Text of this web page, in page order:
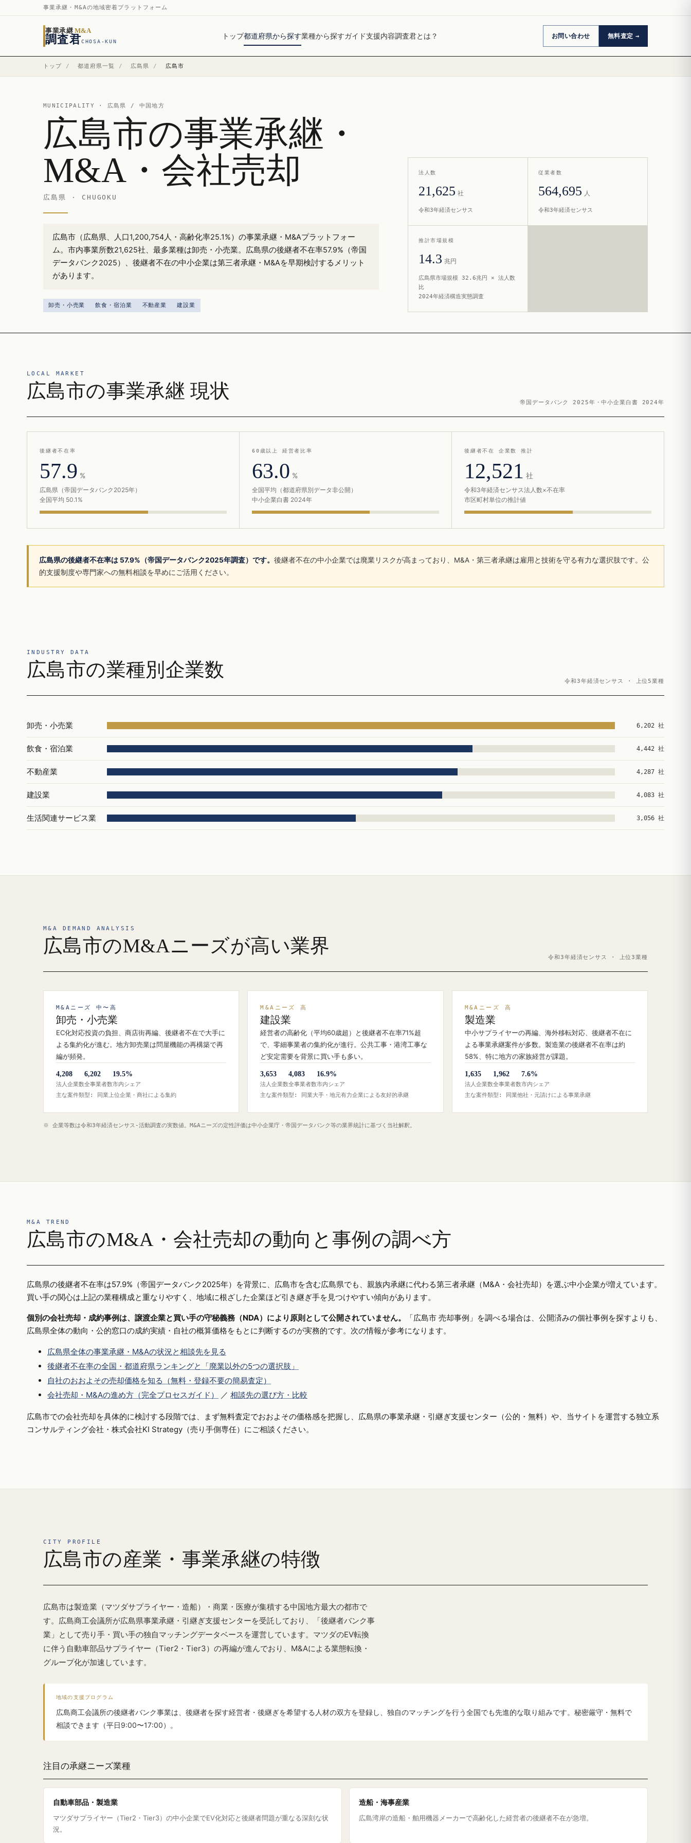
事業承継・M&Aの地域密着プラットフォーム
事業承継 M&A
調査君CHOSA-KUN
トップ都道府県から探す業種から探すガイド支援内容調査君とは？ お問い合わせ 無料査定
トップ / 都道府県一覧 / 広島県 / 広島市
MUNICIPALITY · 広島県 / 中国地方
広島市の事業承継・
M&A・会社売却
広島県 · CHUGOKU
広島市（広島県、人口1,200,754人・高齢化率25.1%）の事業承継・M&Aプラットフォー
ム。市内事業所数21,625社、最多業種は卸売・小売業。広島県の後継者不在率57.9%（帝国
データバンク2025）、後継者不在の中小企業は第三者承継・M&Aを早期検討するメリット
があります。
卸売・小売業 飲食・宿泊業 不動産業 建設業
法人数
21,625 社
令和3年経済センサス
従業者数
564,695 人
令和3年経済センサス
推計市場規模
14.3 兆円
広島県市場規模 32.6兆円 × 法人数
比
2024年経済構造実態調査
LOCAL MARKET
広島市の事業承継 現状
帝国データバンク 2025年・中小企業白書 2024年
後継者不在率
57.9 %
広島県（帝国データバンク2025年）
全国平均 50.1%
60歳以上 経営者比率
63.0 %
全国平均（都道府県別データ非公開）
中小企業白書 2024年
後継者不在 企業数 推計
12,521 社
令和3年経済センサス法人数×不在率
市区町村単位の推計値
広島県の後継者不在率は 57.9%（帝国データバンク2025年調査）です。 後継者不在の中小企業では廃業リスクが高まっており、M&A・第三者承継は雇用と技術を守る有力な選択肢です。公
的支援制度や専門家への無料相談を早めにご活用ください。
INDUSTRY DATA
広島市の業種別企業数
令和3年経済センサス · 上位5業種
卸売・小売業 6,202 社
飲食・宿泊業 4,442 社
不動産業 4,287 社
建設業 4,083 社
生活関連サービス業 3,056 社
M&A DEMAND ANALYSIS
広島市のM&Aニーズが高い業界
令和3年経済センサス · 上位3業種
M&Aニーズ 中〜高
卸売・小売業
EC化対応投資の負担、商店街再編、後継者不在で大手に
よる集約化が進む。地方卸売業は問屋機能の再構築で再
編が頻発。
4,208
法人企業数
6,202
全事業者数
19.5%
市内シェア
主な案件類型: 同業上位企業・商社による集約
M&Aニーズ 高
建設業
経営者の高齢化（平均60歳超）と後継者不在率71%超
で、零細事業者の集約化が進行。公共工事・港湾工事な
ど安定需要を背景に買い手も多い。
3,653
法人企業数
4,083
全事業者数
16.9%
市内シェア
主な案件類型: 同業大手・地元有力企業による友好的承継
M&Aニーズ 高
製造業
中小サプライヤーの再編、海外移転対応、後継者不在に
よる事業承継案件が多数。製造業の後継者不在率は約
58%、特に地方の家族経営が課題。
1,635
法人企業数
1,962
全事業者数
7.6%
市内シェア
主な案件類型: 同業他社・元請けによる事業承継
※ 企業等数は令和3年経済センサス‐活動調査の実数値。M&Aニーズの定性評価は中小企業庁・帝国データバンク等の業界統計に基づく当社解釈。
M&A TREND
広島市のM&A・会社売却の動向と事例の調べ方
広島県の後継者不在率は57.9%（帝国データバンク2025年）を背景に、広島市を含む広島県でも、親族内承継に代わる第三者承継（M&A・会社売却）を選ぶ中小企業が増えています。
買い手の関心は上記の業種構成と重なりやすく、地域に根ざした企業ほど引き継ぎ手を見つけやすい傾向があります。
個別の会社売却・成約事例は、譲渡企業と買い手の守秘義務（NDA）により原則として公開されていません。
「広島市 売却事例」を調べる場合は、公開済みの個社事例を探すよりも、
広島県全体の動向・公的窓口の成約実績・自社の概算価格をもとに判断するのが実務的です。次の情報が参考になります。
広島県全体の事業承継・M&Aの状況と相談先を見る
後継者不在率の全国・都道府県ランキングと「廃業以外の5つの選択肢」
自社のおおよその売却価格を知る（無料・登録不要の簡易査定）
会社売却・M&Aの進め方（完全プロセスガイド）
／ 相談先の選び方・比較
広島市での会社売却を具体的に検討する段階では、まず無料査定でおおよその価格感を把握し、広島県の事業承継・引継ぎ支援センター（公的・無料）や、当サイトを運営する独立系
コンサルティング会社・株式会社KI Strategy（売り手側専任）にご相談ください。
CITY PROFILE
広島市の産業・事業承継の特徴
広島市は製造業（マツダサプライヤー・造船）・商業・医療が集積する中国地方最大の都市で
す。広島商工会議所が広島県事業承継・引継ぎ支援センターを受託しており、「後継者バンク事
業」として売り手・買い手の独自マッチングデータベースを運営しています。マツダのEV転換
に伴う自動車部品サプライヤー（Tier2・Tier3）の再編が進んでおり、M&Aによる業態転換・
グループ化が加速しています。
地域の支援プログラム
広島商工会議所の後継者バンク事業は、後継者を探す経営者・後継ぎを希望する人材の双方を登録し、独自のマッチングを行う全国でも先進的な取り組みです。秘密厳守・無料で
相談できます（平日9:00〜17:00）。
注目の承継ニーズ業種
自動車部品・製造業
マツダサプライヤー（Tier2・Tier3）の中小企業でEV化対応と後継者問題が重なる深刻な状
況。
造船・海事産業
広島湾岸の造船・舶用機器メーカーで高齢化した経営者の後継者不在が急増。